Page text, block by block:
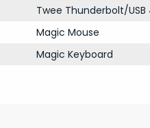
Twee Thunderbolt/
Magic Mouse
Magic Keyboard